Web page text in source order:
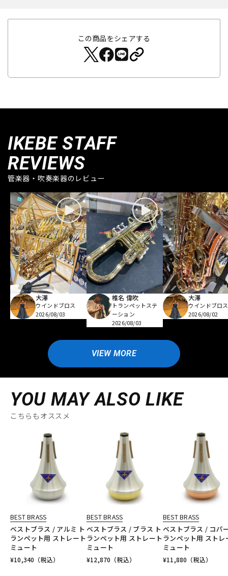
この商品をシェアする
IKEBE STAFF
REVIEWS
管楽器・吹奏楽器のレビュー
大澤
ウインドブロス
2026/08/03
椎名 偉吹
トランペットステ
ーション
2026/08/03
大澤
ウインドブロス
2026/08/02
VIEW MORE
YOU MAY ALSO LIKE
こちらもオススメ
BEST BRASS
ベストブラス / アルミ ト
ランペット用 ストレート
ミュート
¥10,340 （税込）
BEST BRASS
ベストブラス / ブラス ト
ランペット用 ストレート
ミュート
¥12,870 （税込）
BEST BRASS
ベストブラス / コパ
ランペット用 ストレ
ミュート
¥11,880 （税込）